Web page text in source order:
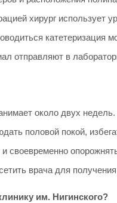
хирург
катетеризация
отправляют в
около двух недель.
половой покой,
своевременно
врача для
им. Нигинского?